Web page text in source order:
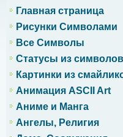
Главная страница
Рисунки Символами
Все Символы
Статусы из символов
Картинки из
Анимация ASCII Art
Аниме и Манга
Ангелы, Религия